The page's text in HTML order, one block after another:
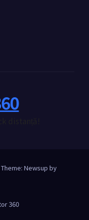
Theme: Newsup by
360